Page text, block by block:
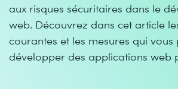
aux risques sécuritaires dans le
web. Découvrez dans cet article
courantes et les mesures qui
développer des applications web